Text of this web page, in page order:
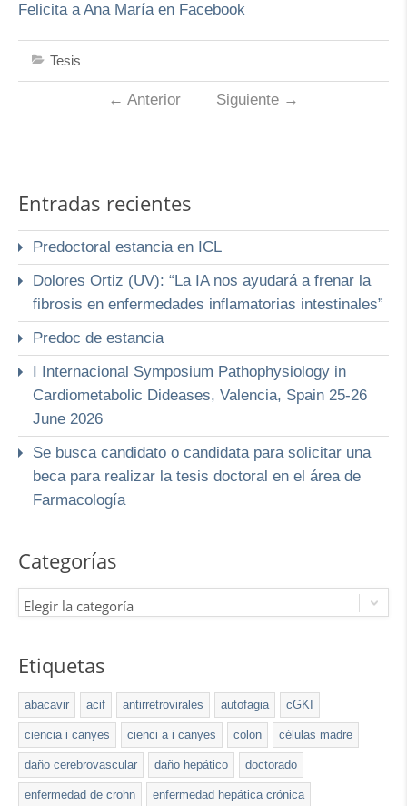
Felicita a Ana María en Facebook
Tesis
← Anterior Siguiente →
Entradas recientes
Predoctoral estancia en ICL
Dolores Ortiz (UV): “La IA nos ayudará a frenar la
fibrosis en enfermedades inflamatorias intestinales”
Predoc de estancia
I Internacional Symposium Pathophysiology in
Cardiometabolic Dideases, Valencia, Spain 25-26
June 2026
Se busca candidato o candidata para solicitar una
beca para realizar la tesis doctoral en el área de
Farmacología
Categorías
Elegir la categoría
Etiquetas
abacavir acif antirretrovirales autofagia cGKI
ciencia i canyes cienci a i canyes colon células madre
daño cerebrovascular daño hepático doctorado
enfermedad de crohn enfermedad hepática crónica